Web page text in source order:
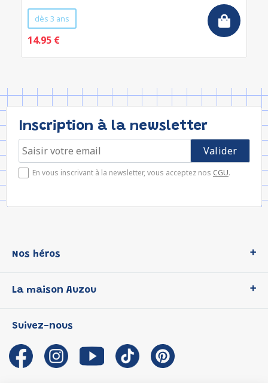
dès 3 ans
14.95 €
Inscription à la newsletter
En vous inscrivant à la newsletter, vous acceptez nos CGU.
Nos héros
P'tit Loup
Les Influenceuses
Migali
Petite Taupe
La maison Auzou
Notre histoire
Auzou s'engage
Auteurs et illustrateurs Auzou
Suivez-nous